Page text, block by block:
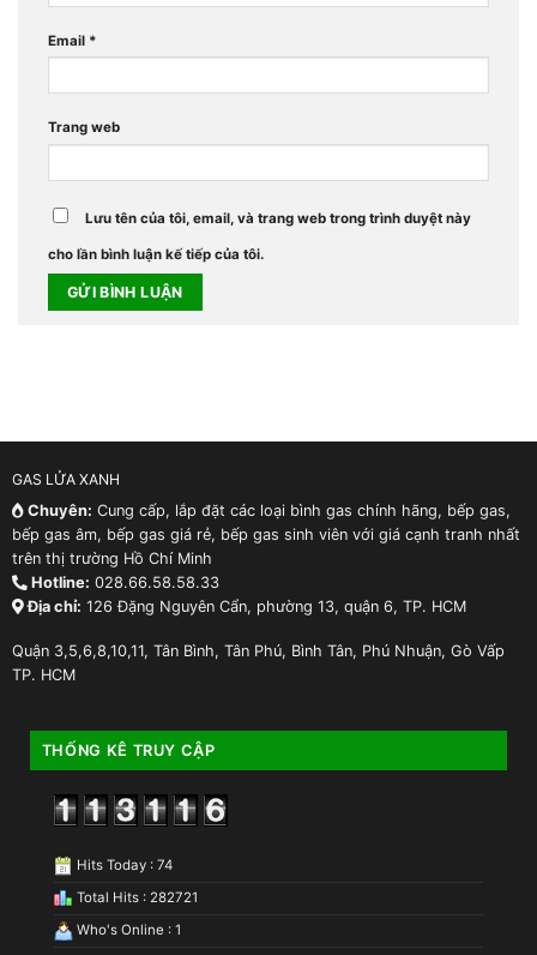
Email *
Trang web
Lưu tên của tôi, email, và trang web trong trình duyệt này
cho lần bình luận kế tiếp của tôi.
GAS LỬA XANH
Chuyên: Cung cấp, lắp đặt các loại bình gas chính hãng, bếp gas,
bếp gas âm, bếp gas giá rẻ, bếp gas sinh viên với giá cạnh tranh nhất
trên thị trường Hồ Chí Minh
Hotline: 028.66.58.58.33
Địa chỉ: 126 Đặng Nguyên Cẩn, phường 13, quận 6, TP. HCM
Quận 3,5,6,8,10,11, Tân Bình, Tân Phú, Bình Tân, Phú Nhuận, Gò Vấp
TP. HCM
THỐNG KÊ TRUY CẬP
Hits Today : 74
Total Hits : 282721
Who's Online : 1